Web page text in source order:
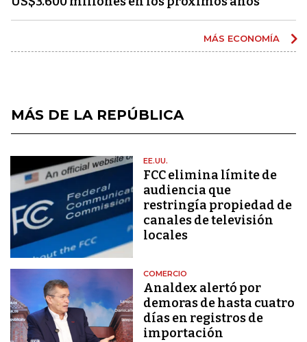
MÁS ECONOMÍA
MÁS DE LA REPÚBLICA
EE.UU.
FCC elimina límite de
audiencia que
restringía propiedad de
canales de televisión
locales
COMERCIO
Analdex alertó por
demoras de hasta cuatro
días en registros de
importación